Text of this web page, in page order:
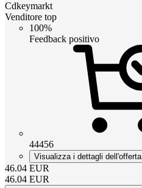
Cdkeymarkt
Venditore top
100%
Feedback positivo
44456
Visualizza i dettagli dell'offerta
46.04 EUR
46.04 EUR